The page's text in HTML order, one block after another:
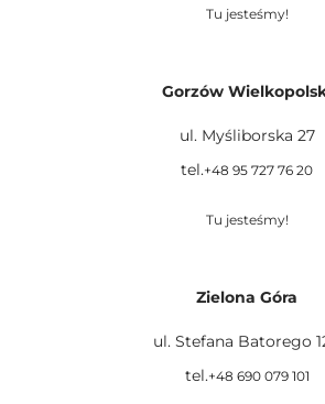
Tu jesteśmy!
Gorzów
ul. Myśliborska 27
tel.+48 95 727 76 20
Tu jesteśmy!
Zielona Góra
ul. Stefana Batorego
tel.+48 690 079 101